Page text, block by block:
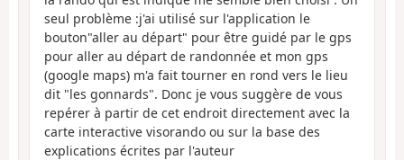
seul problème :j'ai utilisé sur l'application le
bouton"aller au départ" pour être guidé par le gps
pour aller au départ de randonnée et mon gps
(google maps) m'a fait tourner en rond vers le lieu
dit "les gonnards". Donc je vous suggère de vous
repérer à partir de cet endroit directement avec la
carte interactive visorando ou sur la base des
explications écrites par l'auteur